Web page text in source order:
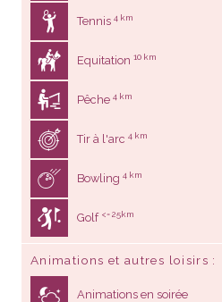
Tennis 4 km
Equitation 10 km
Pêche 4 km
Tir à l'arc 4 km
Bowling 4 km
Golf <= 25km
Animations et autres loisirs
Animations en soirée